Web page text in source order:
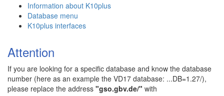
Information about K10plus
Database menu
K10plus interfaces
Attention
If you are looking for a specific database and know the database
number (here as an example the VD17 database: ...DB=1.27/),
please replace the address "gso.gbv.de/" with